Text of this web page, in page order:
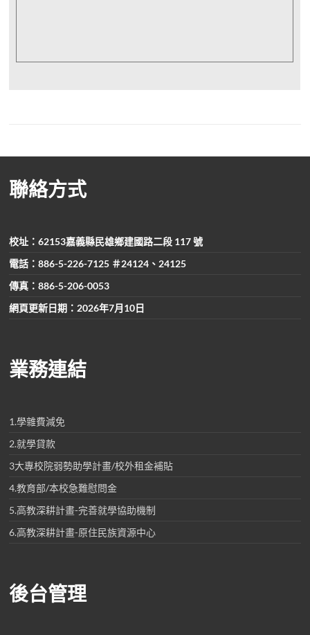
聯絡方式
校址：62153嘉義縣民雄鄉建國路二段 117 號
電話：886-5-226-7125 ＃24124、24125
傳真：886-5-206-0053
網頁更新日期：2026年7月10日
業務連結
1.學雜費減免
2.就學貸款
3大專校院弱勢助學計畫/校外租金補貼
4.教育部/本校急難慰問金
5.高教深耕計畫-完善就學協助機制
6.高教深耕計畫-原住民族資源中心
後台管理